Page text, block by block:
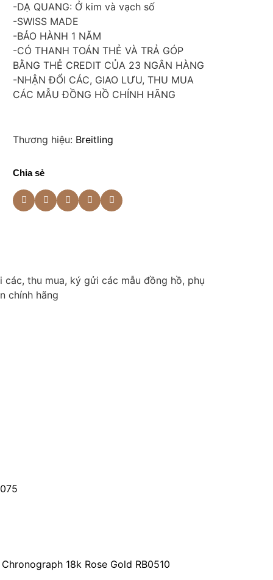
-DẠ QUANG: Ở kim và vạch số
-SWISS MADE
-BẢO HÀNH 1 NĂM
-CÓ THANH TOÁN THẺ VÀ TRẢ GÓP
BẰNG THẺ CREDIT CỦA 23 NGÂN HÀNG
-NHẬN ĐỔI CÁC, GIAO LƯU, THU MUA
CÁC MẪU ĐỒNG HỒ CHÍNH HÃNG
Thương hiệu: Breitling
Chia sẻ
các, thu mua, ký gửi các mẫu đồng hồ, phụ
chính hãng